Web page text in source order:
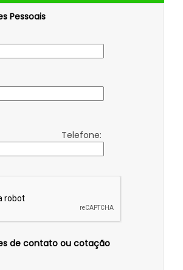
Pessoais
Telefone:
de contato ou cotação